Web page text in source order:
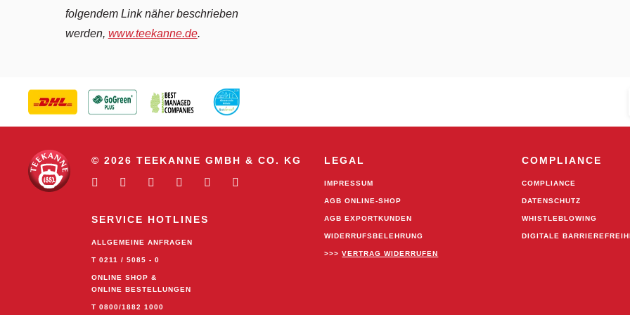
folgendem Link näher beschrieben
werden, www.teekanne.de.
© 2026 TEEKANNE GMBH & CO. KG
SERVICE HOTLINES
ALLGEMEINE ANFRAGEN
T 0211 / 5085 - 0
ONLINE SHOP &
ONLINE BESTELLUNGEN
T 0800/1882 1000
LEGAL
IMPRESSUM
AGB ONLINE-SHOP
AGB EXPORTKUNDEN
WIDERRUFSBELEHRUNG
>>> VERTRAG WIDERRUFEN
COMPLIANCE
COMPLIANCE
DATENSCHUTZ
WHISTLEBLOWING
DIGITALE